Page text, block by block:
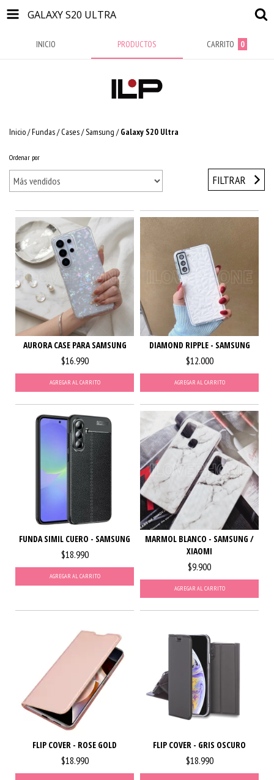
GALAXY S20 ULTRA
INICIO PRODUCTOS CARRITO 0
Inicio/Fundas / Cases/Samsung / Galaxy S20 Ultra
Ordenar por
FILTRAR
AURORA CASE PARA SAMSUNG
$16.990
AGREGAR AL CARRITO
DIAMOND RIPPLE - SAMSUNG
$12.000
AGREGAR AL CARRITO
FUNDA SIMIL CUERO - SAMSUNG
$18.990
AGREGAR AL CARRITO
MARMOL BLANCO - SAMSUNG /
XIAOMI
$9.900
AGREGAR AL CARRITO
FLIP COVER - ROSE GOLD
$18.990
FLIP COVER - GRIS OSCURO
$18.990